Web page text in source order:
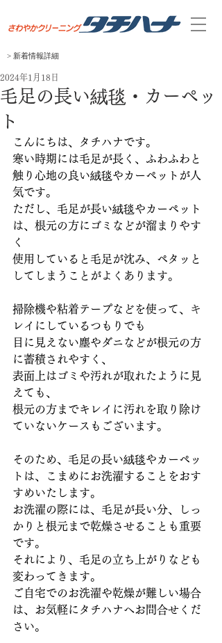
> 新着​情報​詳細
毛足の長い絨毯・カーペッ
ト
2024年1月18日
こんにちは、タチハナです。
寒い時期には毛足が長く、ふわふわと
触り心地の良い絨毯やカーペットが人
気です。
ただし、毛足が長い絨毯やカーペット
は、根元の方にゴミなどが溜まりやす
く
使用していると毛足が沈み、ペタッと
してしまうことがよくあります。
掃除機や粘着テープなどを使って、
キ
レイにしているつもりでも
目に見えない塵やダニなどが根元の方
に蓄積されやすく、
表面上はゴミや汚れが取れたように見
えても、
根元の方までキレイに汚れを取り除け
ていないケースもございます。
そのため、毛足の長い絨毯やカーペッ
トは、こまめにお洗濯することをおす
すめいたします。
お洗濯の際には、毛足が長い分、しっ
かりと根元まで乾燥させることも重要
です。
それにより、毛足の立ち上がりなども
変わってきます。
ご自宅でのお洗濯や乾燥が難しい場合
は、お気軽にタチハナへお問合せくだ
さい。